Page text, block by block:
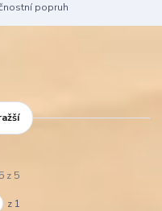
popruh
z 5
z 1